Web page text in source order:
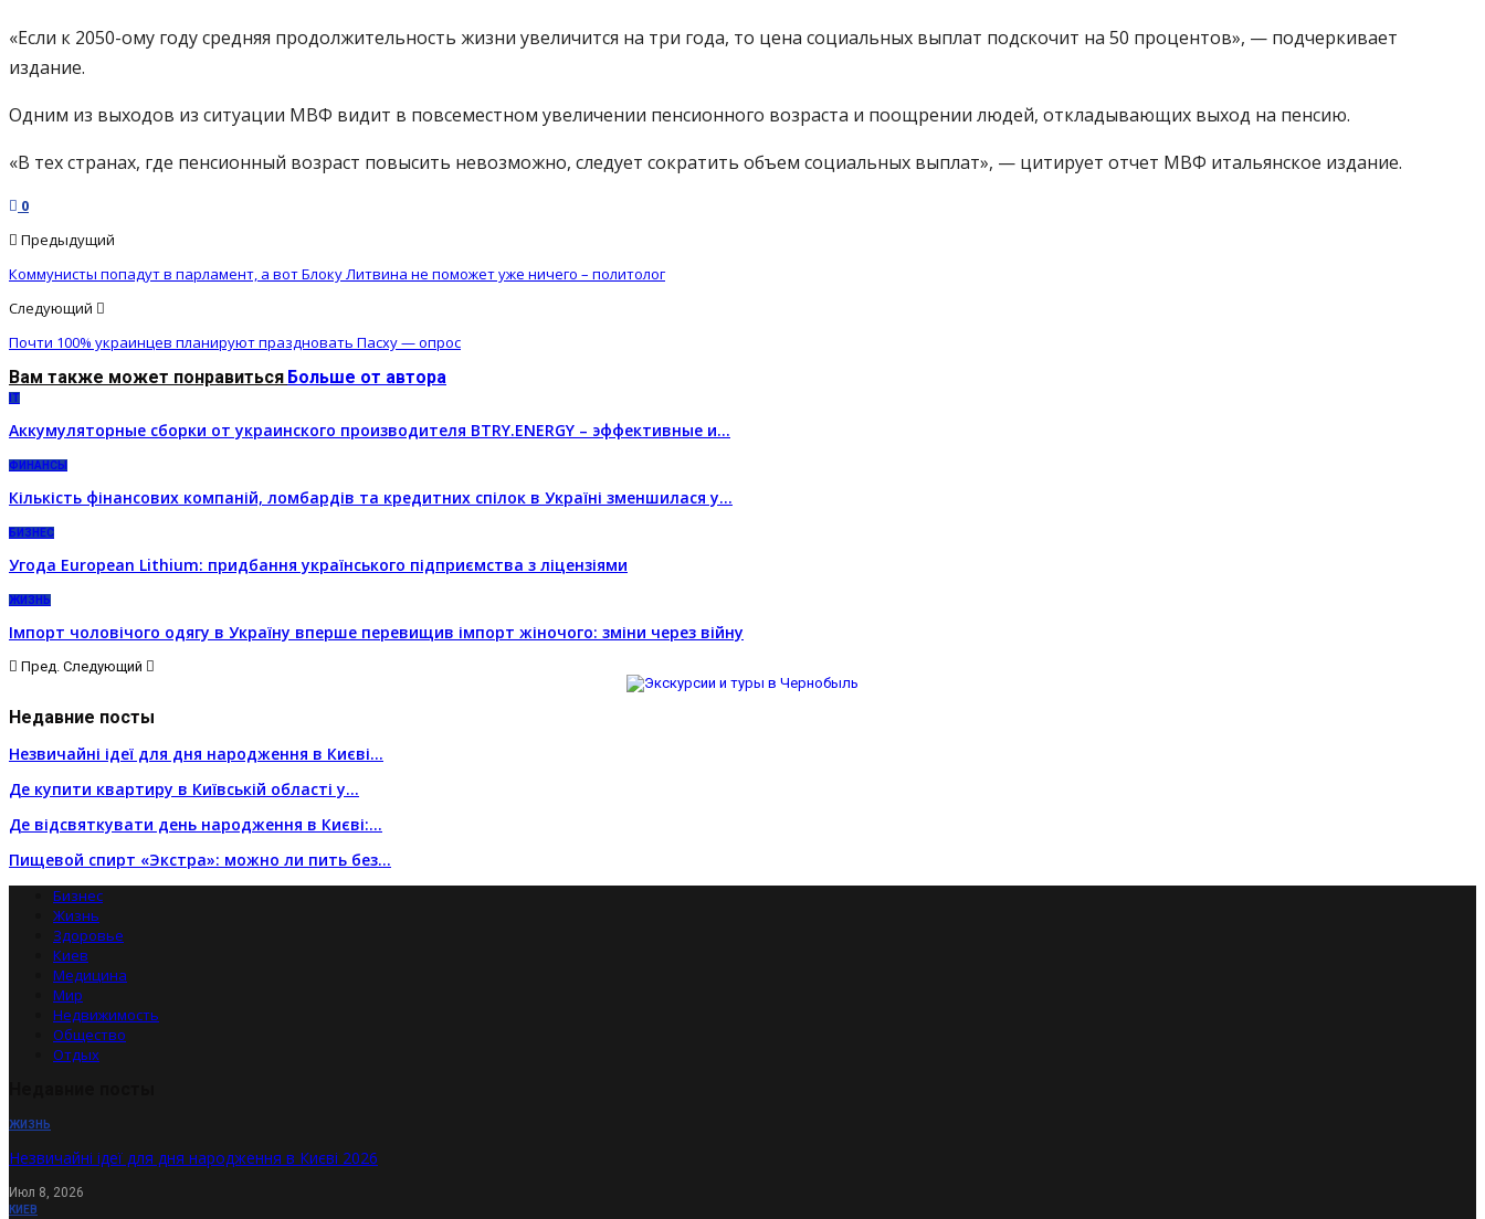
«Если к 2050-ому году средняя продолжительность жизни увеличится на три года, то цена социальных выплат подскочит на 50 процентов», — подчеркивает
издание.
Одним из выходов из ситуации МВФ видит в повсеместном увеличении пенсионного возраста и поощрении людей, откладывающих выход на пенсию.
«В тех странах, где пенсионный возраст повысить невозможно, следует сократить объем социальных выплат», — цитирует отчет МВФ итальянское издание.
0
Предыдущий
Коммунисты попадут в парламент, а вот Блоку Литвина не поможет уже ничего – политолог
Следующий
Почти 100% украинцев планируют праздновать Пасху — опрос
Вам также может понравиться Больше от автора
Аккумуляторные сборки от украинского производителя BTRY.ENERGY – эффективные и…
ФИНАНСЫ
Кількість фінансових компаній, ломбардів та кредитних спілок в Україні зменшилася у…
БИЗНЕС
Угода European Lithium: придбання українського підприємства з ліцензіями
ЖИЗНЬ
Імпорт чоловічого одягу в Україну вперше перевищив імпорт жіночого: зміни через війну
Пред. Следующий
Недавние посты
Незвичайні ідеї для дня народження в Києві…
Де купити квартиру в Київській області у…
Де відсвяткувати день народження в Києві:…
Пищевой спирт «Экстра»: можно ли пить без…
Бизнес
Жизнь
Здоровье
Киев
Медицина
Мир
Недвижимость
Общество
Отдых
ЖИЗНЬ
Незвичайні ідеї для дня народження в Києві 2026
Июл 8, 2026
КИЕВ